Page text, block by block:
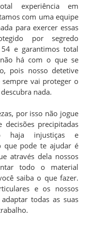
experiência em
com uma equipe
para exercer essas
por segredo
e garantimos total
há com o que se
pois nosso detetive
vai proteger o
nada.
por isso não jogue
precipitadas
haja injustiças e
que pode te ajudar é
através dela nossos
todo o material
saiba o que fazer.
e os nossos
todas as suas